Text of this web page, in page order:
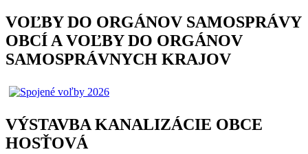
VOĽBY DO ORGÁNOV SAMOSPRÁVY
OBCÍ A VOĽBY DO ORGÁNOV
SAMOSPRÁVNYCH KRAJOV
VÝSTAVBA KANALIZÁCIE OBCE
HOSŤOVÁ